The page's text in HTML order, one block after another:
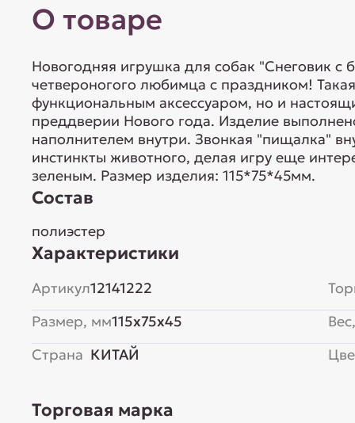
О товаре
Новогодняя игрушка для собак "Снеговик с
четвероногого любимца с праздником!
функциональным аксессуаром, но и
преддверии Нового года. Изделие
наполнителем внутри. Звонкая "пищалка"
инстинкты животного, делая игру еще
зеленым. Размер изделия: 115*75*45мм.
Состав
полиэстер
Характеристики
Артикул12141222
Размер, мм115x75x45
Страна КИТАЙ
Торговая марка